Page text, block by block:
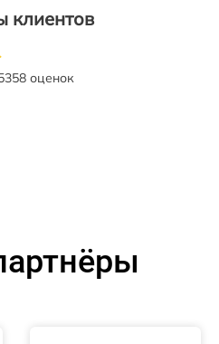
клиентов
оценок